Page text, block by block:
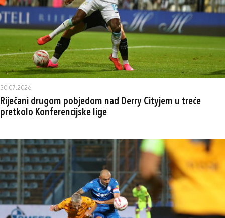
30.07.2026.
Riječani drugom pobjedom nad Derry Cityjem u treće
pretkolo Konferencijske lige